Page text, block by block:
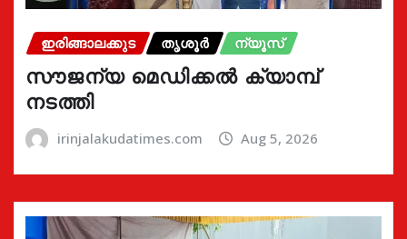
ഇരിങ്ങാലക്കുട തൃശൂർ ന്യൂസ്
സൗജന്യ മെഡിക്കൽ ക്യാമ്പ്
നടത്തി
irinjalakudatimes.com Aug 5, 2026